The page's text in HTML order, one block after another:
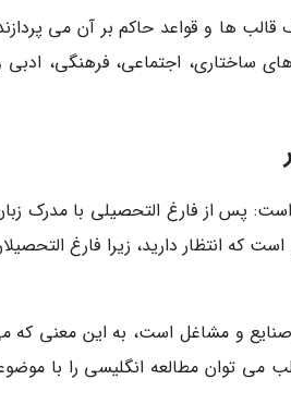
ها و قواعد حاکم بر آن می
ساختاری، اجتماعی، فرهنگی، ادبی
پس از فارغ التحصیلی با مدرک
که انتظار دارید، زیرا فارغ
و مشاغل است، به این معنی که
می توان مطالعه انگلیسی را با